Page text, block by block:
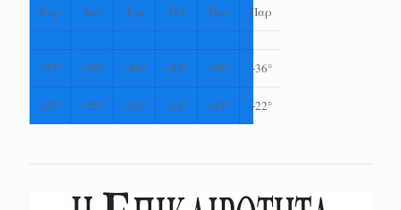
Κυρ
Δευ Τρι Τετ Πεμ Παρ
+37° +38° +40° +41° +38° +36°
+27° +25° +24° +24° +24° +22°